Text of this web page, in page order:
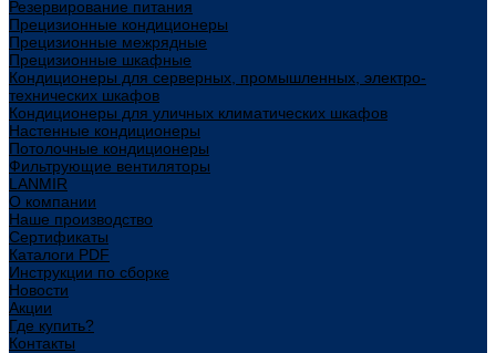
Резервирование питания
Прецизионные кондиционеры
Прецизионные межрядные
Прецизионные шкафные
Кондиционеры для серверных, промышленных, электро-
технических шкафов
Кондиционеры для уличных климатических шкафов
Настенные кондиционеры
Потолочные кондиционеры
Фильтрующие вентиляторы
LANMIR
О компании
Наше производство
Сертификаты
Каталоги PDF
Инструкции по сборке
Новости
Акции
Где купить?
Контакты